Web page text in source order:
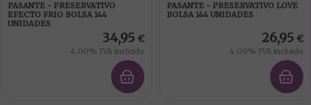
PASANTE - PRESERVATIVO
EFECTO FRIO BOLSA 144
UNIDADES
34,95 €
4.00% IVA incluido
PASANTE - PRESERVATIVO LOVE
BOLSA 144 UNIDADES
26,95 €
4.00% IVA incluido